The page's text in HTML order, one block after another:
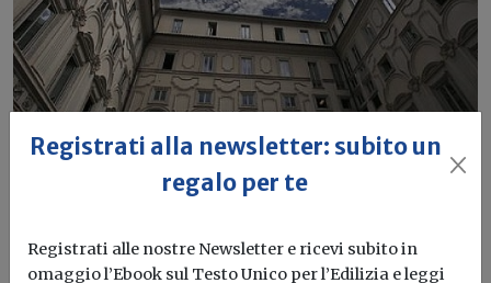
Via libera del Consiglio dei Ministri alla
lavoro
Registrati alla newsletter: subito un
regalo per te
Registrati alle nostre Newsletter e ricevi subito in
omaggio l’Ebook sul Testo Unico per l’Edilizia e leggi